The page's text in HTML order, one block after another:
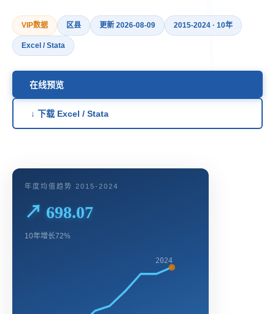
VIP数据 区县 更新 2026-08-09 2015-2024 · 10年
Excel / Stata
在线预览
↓ 下载 Excel / Stata
年度均值趋势 2015-2024
↗ 698.07
10年增长72%
2024